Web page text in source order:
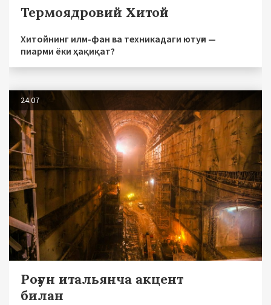
Термоядровий Хитой
Хитойнинг илм-фан ва техникадаги ютуғи —
пиарми ёки ҳақиқат?
24.07
Роғун итальянча акцент
билан